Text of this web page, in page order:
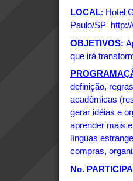
LOCAL: Hotel
Paulo/SP
OBJETIVOS:
que irá
definição,
acadêmicas
gerar idéias e
aprender mais
línguas
compras,
No.